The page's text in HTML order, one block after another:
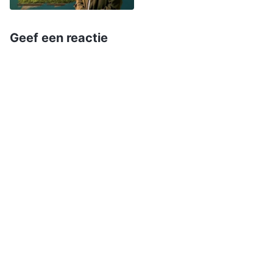
werd. Ik wilde de situatie ontvluchten en niet
tijdens een bijeenkomst enkele zusters geen
Geef een reactie